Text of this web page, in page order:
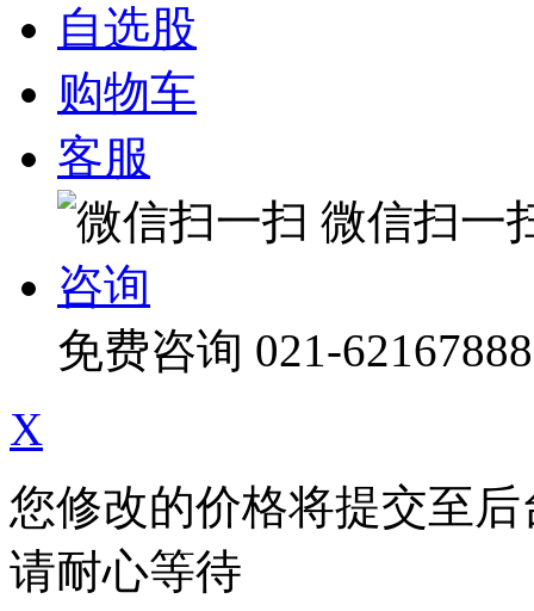
自选股
购物车
客服
微信扫一
咨询
免费咨询 021-62167888
X
您修改的价格将提交至
请耐心等待